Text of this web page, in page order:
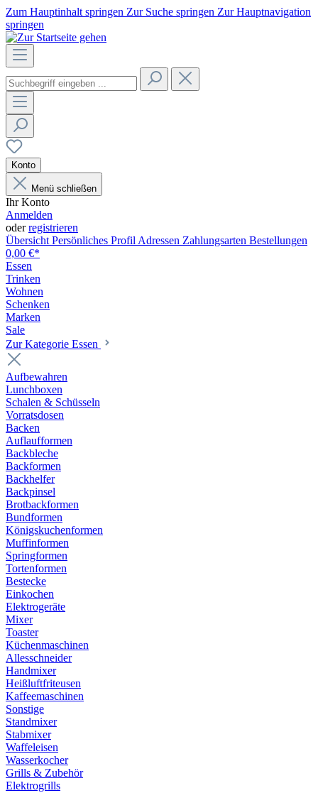
Zum Hauptinhalt springen Zur Suche springen Zur Hauptnavigation
springen
Konto
Menü schließen
Ihr Konto
Anmelden
oderregistrieren
Übersicht Persönliches Profil Adressen Zahlungsarten Bestellungen
0,00 €*
Essen
Trinken
Wohnen
Schenken
Marken
Sale
Zur Kategorie Essen
Aufbewahren
Lunchboxen
Schalen & Schüsseln
Vorratsdosen
Backen
Auflaufformen
Backbleche
Backformen
Backhelfer
Backpinsel
Brotbackformen
Bundformen
Königskuchenformen
Muffinformen
Springformen
Tortenformen
Bestecke
Einkochen
Elektrogeräte
Mixer
Toaster
Küchenmaschinen
Allesschneider
Handmixer
Heißluftfriteusen
Kaffeemaschinen
Sonstige
Standmixer
Stabmixer
Waffeleisen
Wasserkocher
Grills & Zubehör
Elektrogrills